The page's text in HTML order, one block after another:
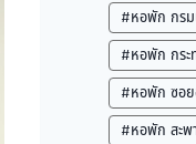
#หอพัก กรม
#หอพัก กระ
#หอพัก ซอย
#หอพัก สะพ